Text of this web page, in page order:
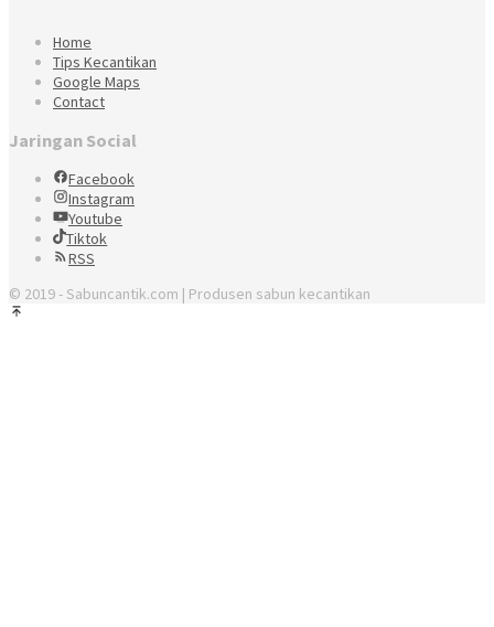
Home
Tips Kecantikan
Google Maps
Contact
Jaringan Social
Facebook
Instagram
Youtube
Tiktok
RSS
© 2019 - Sabuncantik.com | Produsen sabun kecantikan